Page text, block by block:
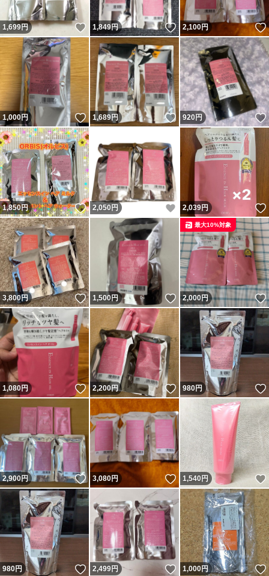
*
*
オルビスさんは
ご注文金額 3,300円未満の
お買い物の場合
・宅配便 360円
・メール便 190円
上記の送料が上乗せされますが
こちらは定価よりお安く
送料も無料です(^^)
どうぞ宜しくお願い致します
(m*´∀`)m
*
*
*
#オルビス
#ORBIS
#ヘアウォーター
#トリートメント
#ヘアミルク
#寝ぐせ直し
#集中ケア
#詰め替え
#つめかえ
1,699円 いいね！
1,849円 いいね！
2,100円
1,000円 いいね！
1,689円 いいね！
920円
1,850円 いいね！
2,050 円 いいね！
2,039円
3,800円 いいね！
1,500円 いいね！
2,000円
最大10%対象
1,080円 いいね！
2,200円 いいね！
980円
2,900円 いいね！
3,080円 いいね！
1,540円
980円 いいね！
2,499円 いいね！
1,000円